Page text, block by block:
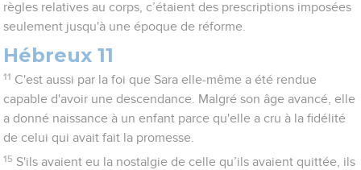
règles relatives au corps, c’étaient des prescriptions imposées
seulement jusqu'à une époque de réforme.
Hébreux 11
11 C'est aussi par la foi que Sara elle-même a été rendue
capable d'avoir une descendance. Malgré son âge avancé, elle
a donné naissance à un enfant parce qu'elle a cru à la fidélité
de celui qui avait fait la promesse.
15 S'ils avaient eu la nostalgie de celle qu’ils avaient quittée, ils